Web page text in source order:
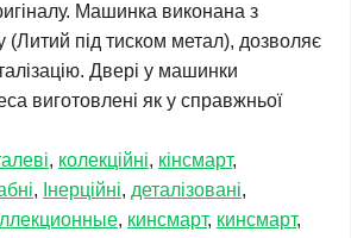
Машинка виконана з
(Литий під тиском метал), дозволяє
Двері у машинки
виготовлені як у справжньої
, колекційні, кінсмарт,
, Інерційні, деталізовані,
, кинсмарт, кинсмарт,